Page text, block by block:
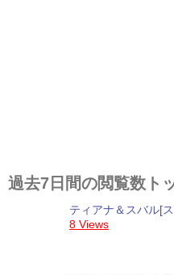
過去7日間の閲覧数ト
ティアナ＆スバル[
8 Views